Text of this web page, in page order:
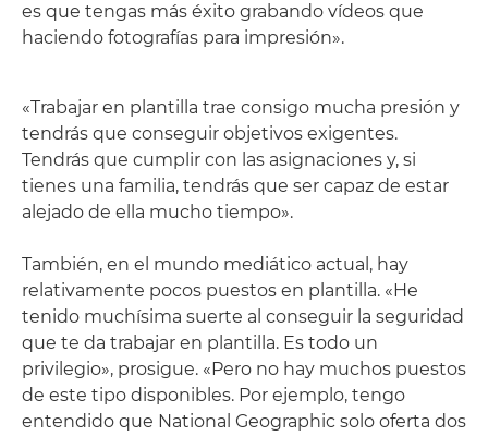
es que tengas más éxito grabando vídeos que
haciendo fotografías para impresión».
«Trabajar en plantilla trae consigo mucha presión y
tendrás que conseguir objetivos exigentes.
Tendrás que cumplir con las asignaciones y, si
tienes una familia, tendrás que ser capaz de estar
alejado de ella mucho tiempo».
También, en el mundo mediático actual, hay
relativamente pocos puestos en plantilla. «He
tenido muchísima suerte al conseguir la seguridad
que te da trabajar en plantilla. Es todo un
privilegio», prosigue. «Pero no hay muchos puestos
de este tipo disponibles. Por ejemplo, tengo
entendido que National Geographic solo oferta dos